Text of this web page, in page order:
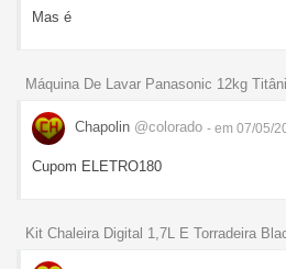
Mas é
Máquina De Lavar Panasonic 12kg
Chapolin @colorado - em 07/05/
Cupom ELETRO180
Kit Chaleira Digital 1,7L E Torradeira